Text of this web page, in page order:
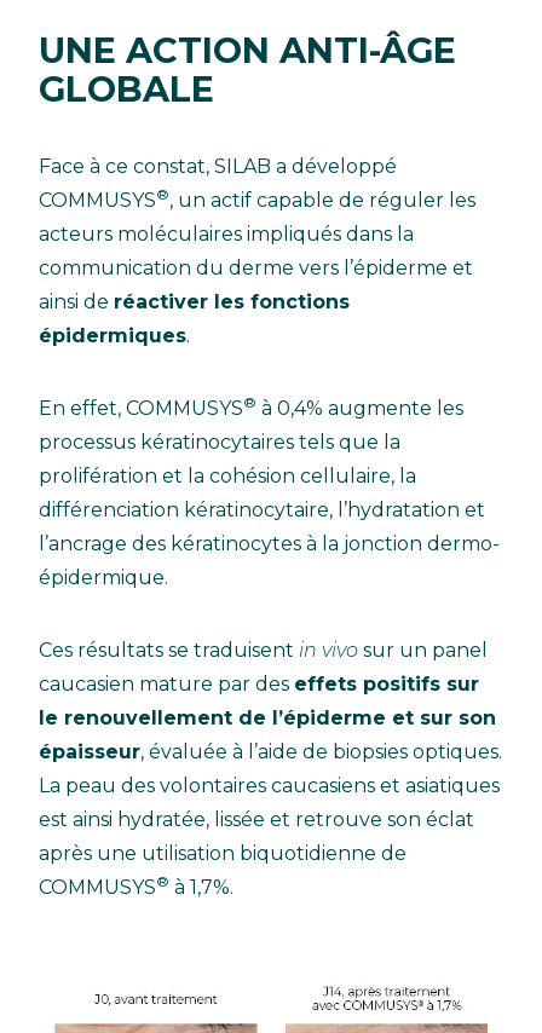
UNE ACTION ANTI-ÂGE
GLOBALE
Face à ce constat, SILAB a développé
COMMUSYS®, un actif capable de réguler les
acteurs moléculaires impliqués dans la
communication du derme vers l’épiderme et
ainsi de réactiver les fonctions
épidermiques.
En effet, COMMUSYS® à 0,4% augmente les
processus kératinocytaires tels que la
prolifération et la cohésion cellulaire, la
différenciation kératinocytaire, l’hydratation et
l’ancrage des kératinocytes à la jonction dermo-
épidermique.
Ces résultats se traduisent in vivo sur un panel
caucasien mature par des effets positifs sur
le renouvellement de l’épiderme et sur son
épaisseur, évaluée à l’aide de biopsies optiques.
La peau des volontaires caucasiens et asiatiques
est ainsi hydratée, lissée et retrouve son éclat
après une utilisation biquotidienne de
COMMUSYS® à 1,7%.